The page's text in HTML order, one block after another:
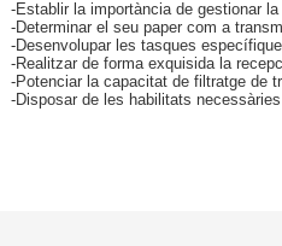
-Establir la importància de gestionar
-Determinar el seu paper com a
-Desenvolupar les tasques
-Realitzar de forma exquisida la
-Potenciar la capacitat de filtratge de
-Disposar de les habilitats